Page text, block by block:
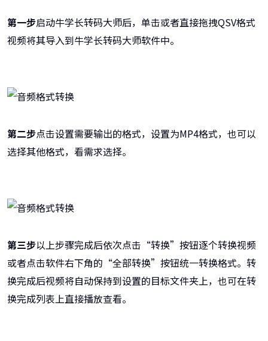
第一步启动牛学长转码大师后，单击或者直接拖拽QSV格式
视频将其导入到牛学长转码大师软件中。
第二步点击设置需要输出的格式，设置为MP4格式，也可以
选择其他格式，看需求选择。
第三步以上步骤完成后依次点击“转换”按钮逐个转换视频
或者点击软件右下角的“全部转换”按钮统一转换格式。转
换完成后视频将自动保持到设置的目标文件夹上，也可在转
换完成列表上直接播放查看。